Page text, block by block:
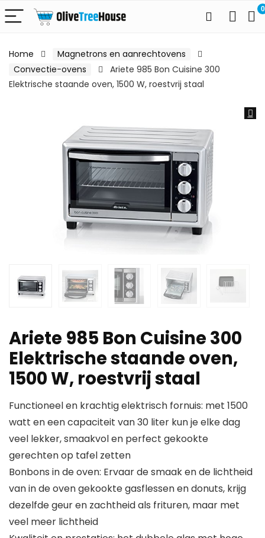
0
Home
Magnetrons en aanrechtovens
Convectie-ovens
Ariete 985 Bon Cuisine 300
Elektrische staande oven, 1500 W, roestvrij staal
Ariete 985 Bon Cuisine 300
Elektrische staande oven,
1500 W, roestvrij staal
Functioneel en krachtig elektrisch fornuis: met 1500
watt en een capaciteit van 30 liter kun je elke dag
veel lekker, smaakvol en perfect gekookte
gerechten op tafel zetten
Bonbons in de oven: Ervaar de smaak en de lichtheid
van in de oven gekookte gasflessen en donuts, krijg
dezelfde geur en zachtheid als frituren, maar met
veel meer lichtheid